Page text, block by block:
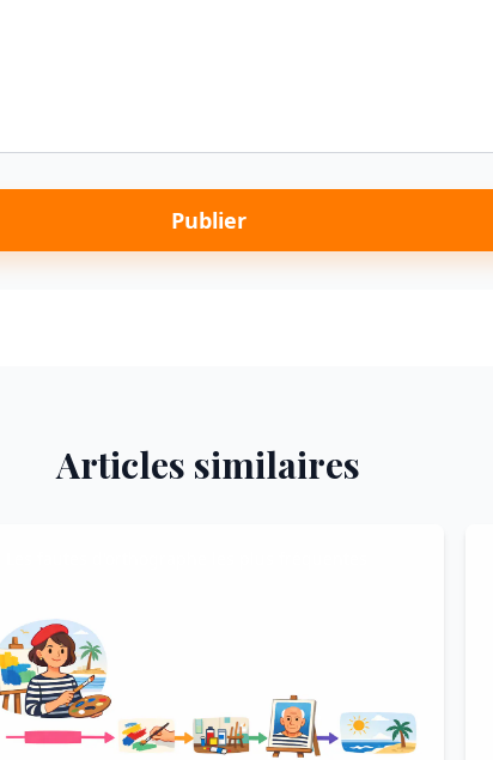
Publier
Articles similaires